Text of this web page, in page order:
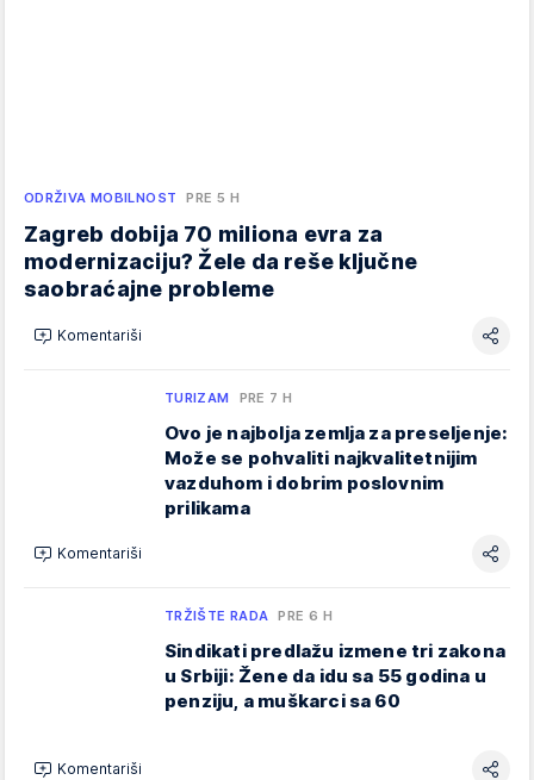
ODRŽIVA MOBILNOST PRE 5 H
Zagreb dobija 70 miliona evra za
modernizaciju? Žele da reše ključne
saobraćajne probleme
Komentariši
TURIZAM PRE 7 H
Ovo je najbolja zemlja za preseljenje:
Može se pohvaliti najkvalitetnijim
vazduhom i dobrim poslovnim
prilikama
Komentariši
TRŽIŠTE RADA PRE 6 H
Sindikati predlažu izmene tri zakona
u Srbiji: Žene da idu sa 55 godina u
penziju, a muškarci sa 60
Komentariši